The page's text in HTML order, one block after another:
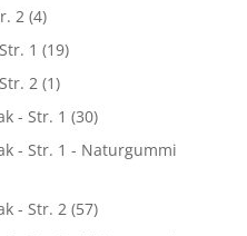
2 (4)
1 (19)
2 (1)
- Str. 1 (30)
- Str. 1 - Naturgummi
- Str. 2 (57)